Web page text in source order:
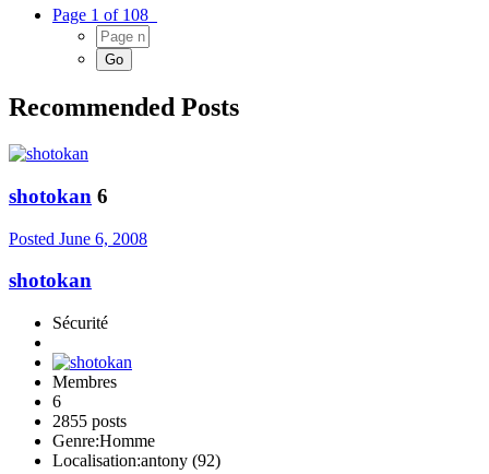
Page 1 of 108
Recommended Posts
shotokan 6
Posted June 6, 2008
shotokan
Sécurité
Membres
6
2855 posts
Genre:Homme
Localisation:antony (92)